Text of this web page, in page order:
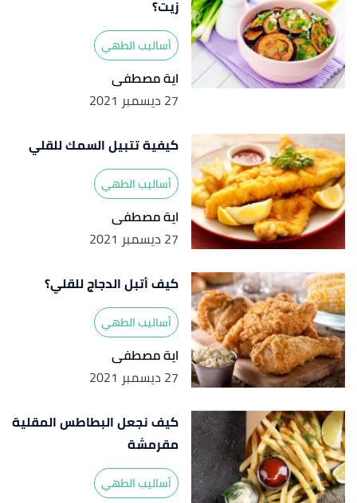
زيت؟
أساليب الطهي
اية مصطفى
27 ديسمبر 2021
كيفية تتبيل السمك للقلي
أساليب الطهي
اية مصطفى
27 ديسمبر 2021
كيف أتبل الدجاج للقلي؟
أساليب الطهي
اية مصطفى
27 ديسمبر 2021
كيف نجعل البطاطس المقلية
مقرمشة
أساليب الطهي